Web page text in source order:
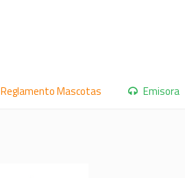
Reglamento Mascotas Emisora